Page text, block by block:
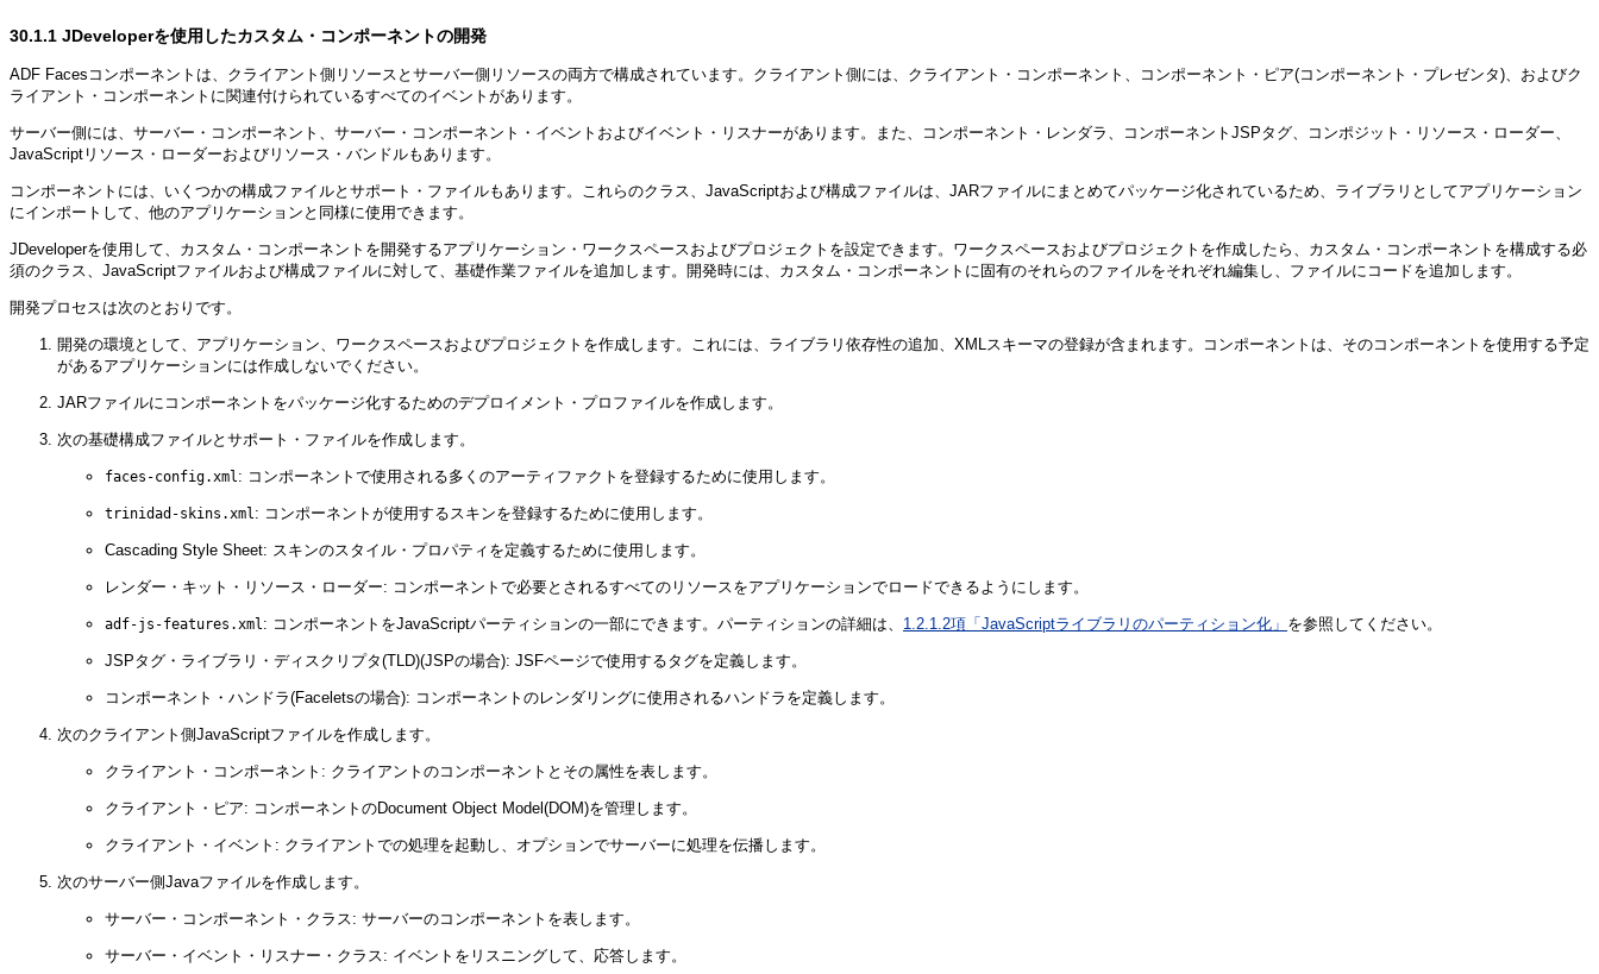
30.1.1 JDeveloperを使用したカスタム・コンポーネントの開発
ADF Facesコンポーネントは、クライアント側リソースとサーバー側リソースの両方で構成されています。クライアント側には、クライアント・コンポーネント、コンポーネント・ピア(コンポーネント・プレゼンタ)、およびク
ライアント・コンポーネントに関連付けられているすべてのイベントがあります。
サーバー側には、サーバー・コンポーネント、サーバー・コンポーネント・イベントおよびイベント・リスナーがあります。また、コンポーネント・レンダラ、コンポーネントJSPタグ、コンポジット・リソース・ローダー、
JavaScriptリソース・ローダーおよびリソース・バンドルもあります。
コンポーネントには、いくつかの構成ファイルとサポート・ファイルもあります。これらのクラス、JavaScriptおよび構成ファイルは、JARファイルにまとめてパッケージ化されているため、ライブラリとしてアプリケーション
にインポートして、他のアプリケーションと同様に使用できます。
JDeveloperを使用して、カスタム・コンポーネントを開発するアプリケーション・ワークスペースおよびプロジェクトを設定できます。ワークスペースおよびプロジェクトを作成したら、カスタム・コンポーネントを構成する必
須のクラス、JavaScriptファイルおよび構成ファイルに対して、基礎作業ファイルを追加します。開発時には、カスタム・コンポーネントに固有のそれらのファイルをそれぞれ編集し、ファイルにコードを追加します。
開発プロセスは次のとおりです。
開発の環境として、アプリケーション、ワークスペースおよびプロジェクトを作成します。これには、ライブラリ依存性の追加、XMLスキーマの登録が含まれます。コンポーネントは、そのコンポーネントを使用する予定
があるアプリケーションには作成しないでください。
JARファイルにコンポーネントをパッケージ化するためのデプロイメント・プロファイルを作成します。
次の基礎構成ファイルとサポート・ファイルを作成します。
faces-config.xml: コンポーネントで使用される多くのアーティファクトを登録するために使用します。
trinidad-skins.xml: コンポーネントが使用するスキンを登録するために使用します。
Cascading Style Sheet: スキンのスタイル・プロパティを定義するために使用します。
レンダー・キット・リソース・ローダー: コンポーネントで必要とされるすべてのリソースをアプリケーションでロードできるようにします。
adf-js-features.xml: コンポーネントをJavaScriptパーティションの一部にできます。パーティションの詳細は、 1.2.1.2項「JavaScriptライブラリのパーティション化」 を参照してください。
JSPタグ・ライブラリ・ディスクリプタ(TLD)(JSPの場合): JSFページで使用するタグを定義します。
コンポーネント・ハンドラ(Faceletsの場合): コンポーネントのレンダリングに使用されるハンドラを定義します。
次のクライアント側JavaScriptファイルを作成します。
クライアント・コンポーネント: クライアントのコンポーネントとその属性を表します。
クライアント・ピア: コンポーネントのDocument Object Model(DOM)を管理します。
クライアント・イベント: クライアントでの処理を起動し、オプションでサーバーに処理を伝播します。
次のサーバー側Javaファイルを作成します。
サーバー・コンポーネント・クラス: サーバーのコンポーネントを表します。
サーバー・イベント・リスナー・クラス: イベントをリスニングして、応答します。